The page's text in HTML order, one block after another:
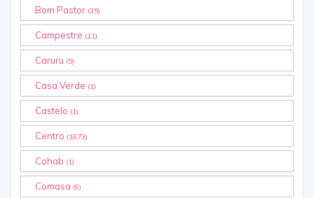
Bom Pastor (35)
Campestre (11)
Caruru (5)
Casa Verde (1)
Castelo (1)
Centro (1873)
Cohab (1)
Comasa (9)